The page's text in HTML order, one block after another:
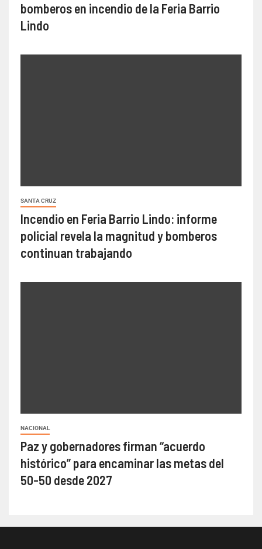
bomberos en incendio de la Feria Barrio
Lindo
SANTA CRUZ
Incendio en Feria Barrio Lindo: informe
policial revela la magnitud y bomberos
continuan trabajando
NACIONAL
Paz y gobernadores firman “acuerdo
histórico” para encaminar las metas del
50-50 desde 2027